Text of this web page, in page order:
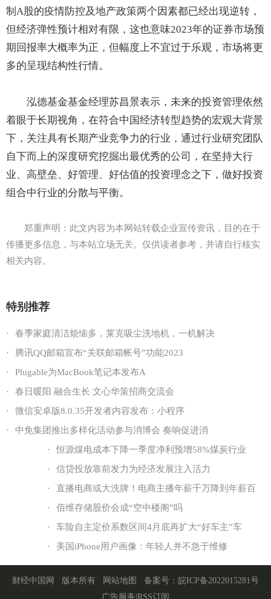
制A股的疫情防控及地产政策两个因素都已经出现逆转，
但经济弹性预计相对有限，这也意味2023年的证券市场预
期回报率大概率为正，但幅度上不宜过于乐观，市场将更
多的呈现结构性行情。
泓德基金基金经理苏昌景表示，未来的投资管理依然
着眼于长期视角，在符合中国经济转型趋势的宏观大背景
下，关注具有长期产业竞争力的行业，通过行业研究团队
自下而上的深度研究挖掘出最优秀的公司，在坚持大行
业、高壁垒、好管理、好估值的投资理念之下，做好投资
组合中行业的分散与平衡。
郑重声明：此文内容为本网站转载企业宣传资讯，目的在于
传播更多信息，与本站立场无关。仅供读者参考，并请自行核实
相关内容。
特别推荐
·
春季家庭清洁烦恼多，莱克吸尘洗地机，一机解决
·
腾讯QQ邮箱宣布“关联邮箱帐号”功能2023
·
Plugable为MacBook笔记本发布A
·
春日暖阳 融合生长 文心华策招商交流会
·
微信安卓版8.0.35开发者内容发布：小程序
·
中免集团推出多样化活动参与消博会 奏响促进消
·
恒源煤电成本下降一季度净利预增58%煤炭行业
·
信贷投放靠前发力为经济发展注入活力
·
直播电商或大洗牌！电商主播年薪千万降到年薪百
·
佰维存储股价会成“空中楼阁”吗
·
车险自主定价系数区间4月底再扩大“好车主”车
·
美国iPhone用户画像：年轻人并不急于维修
财经中国网 版本所有 网站地图 备案号： 皖ICP备2022015281号
广告服务 RSS订阅